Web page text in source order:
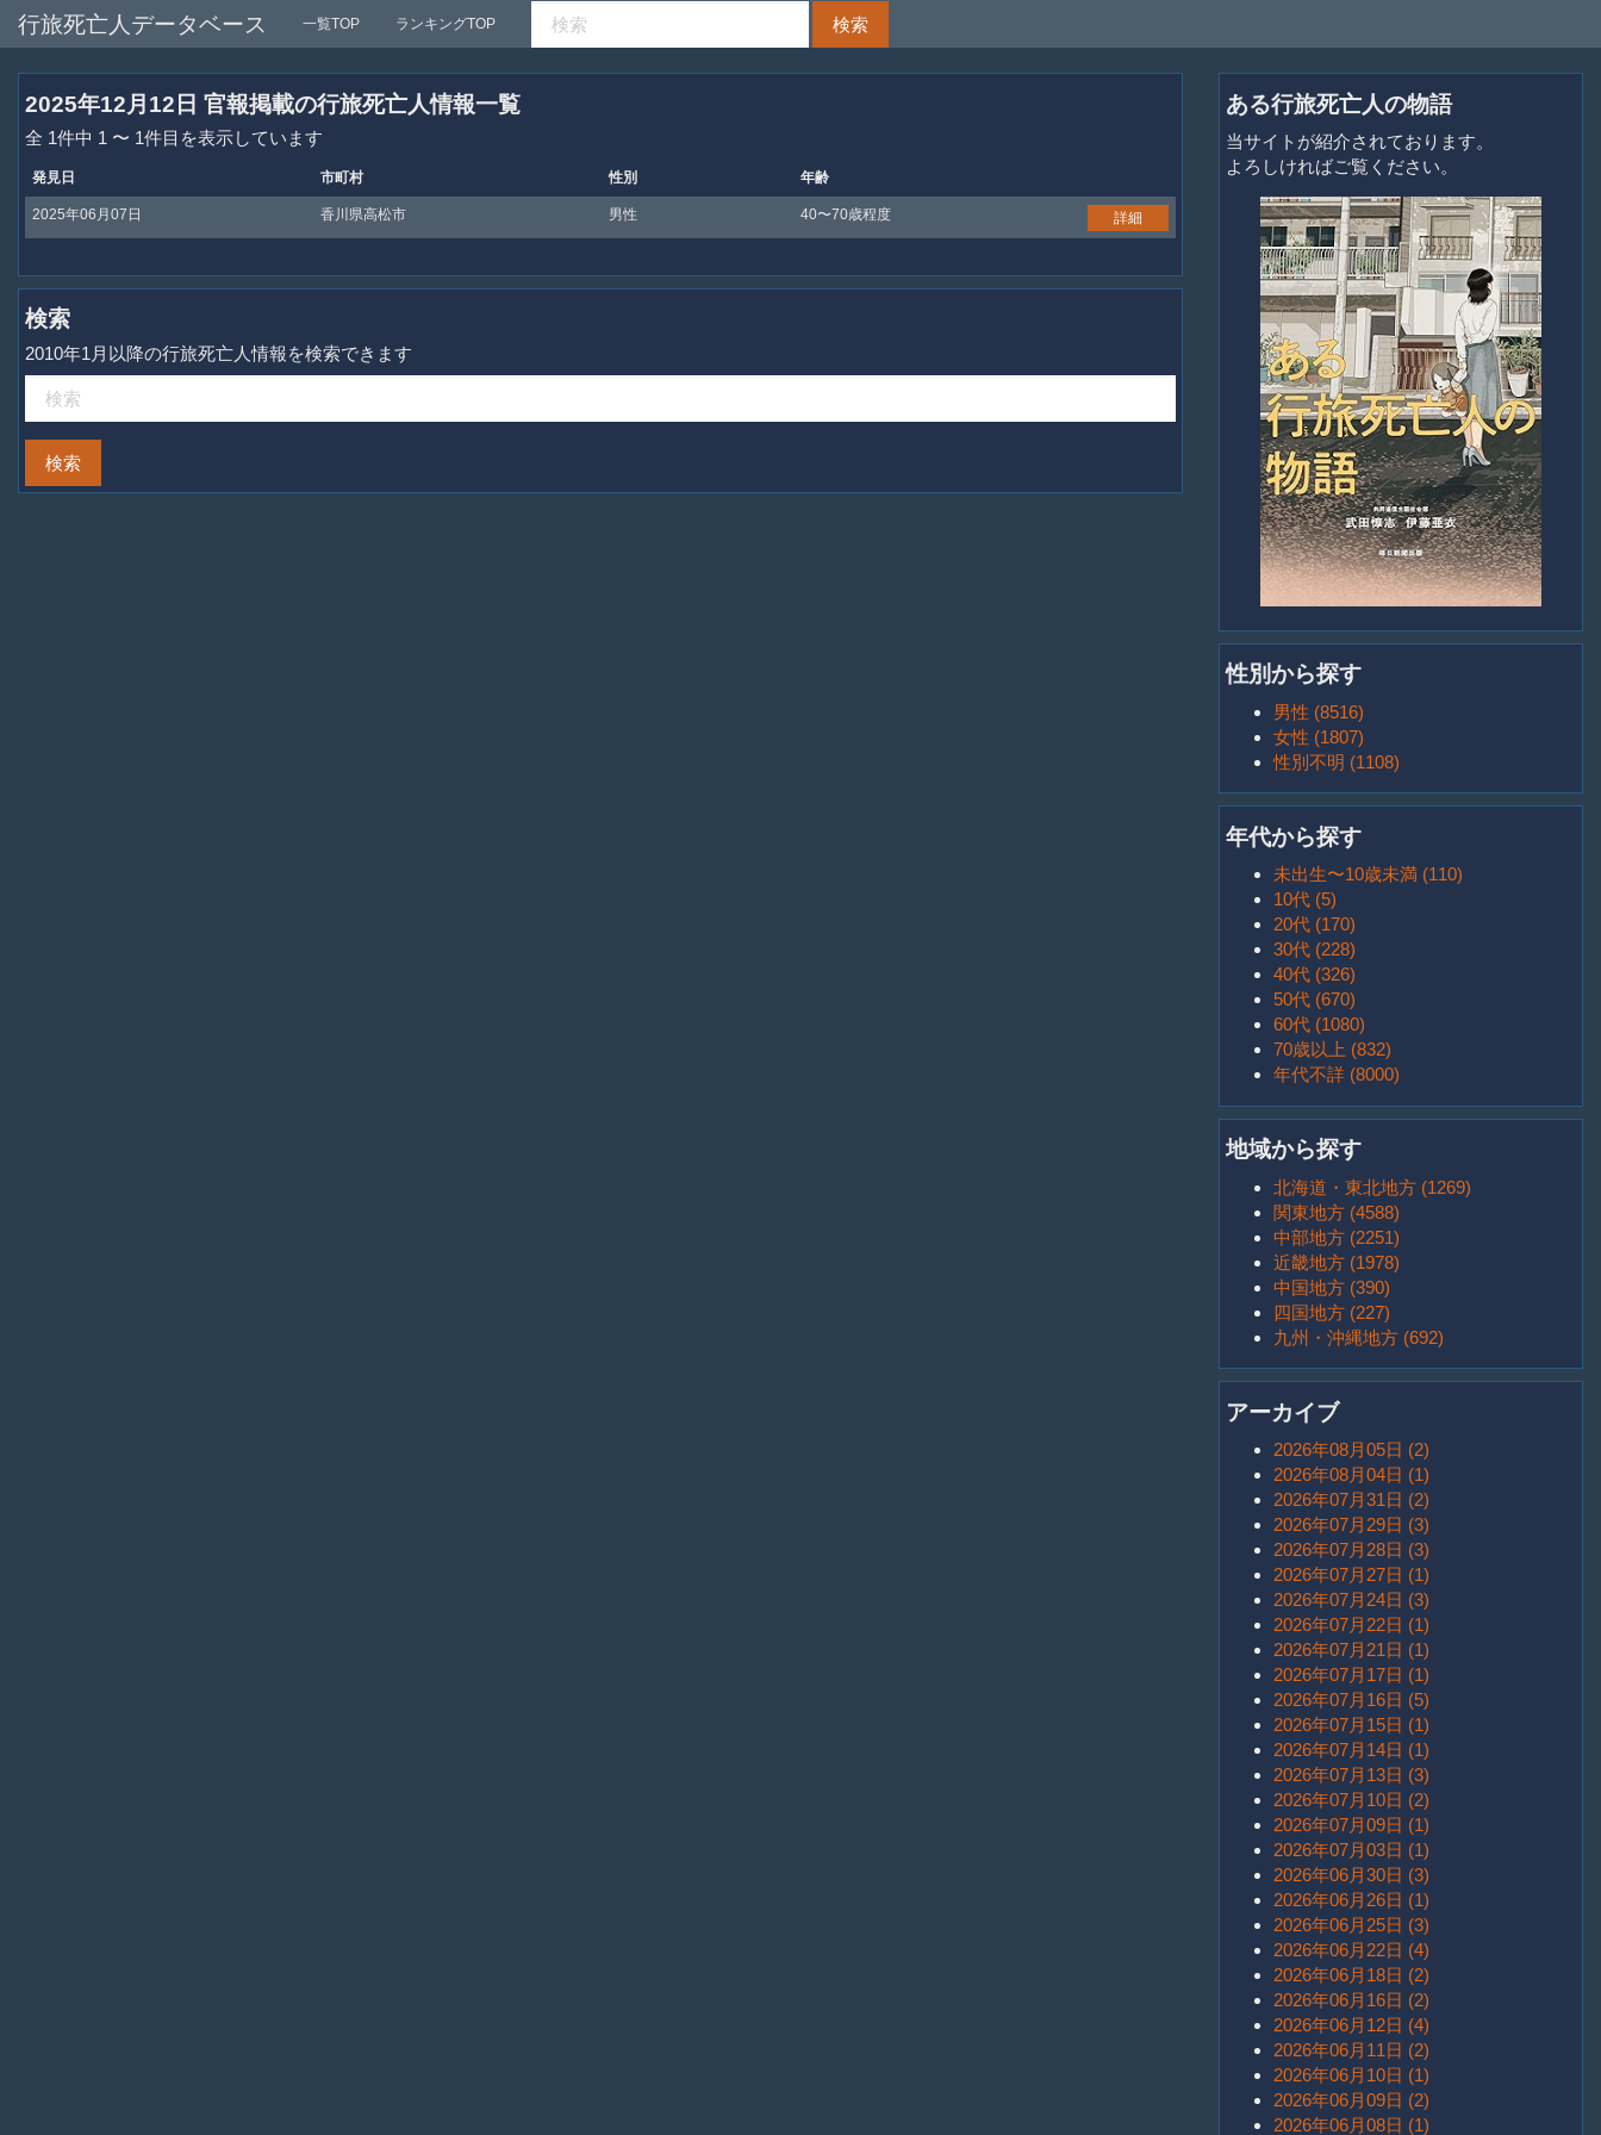
行旅死亡人データベース 一覧TOP ランキングTOP
2025年12月12日 官報掲載の行旅死亡人情報一覧
全 1件中 1 〜 1件目を表示しています
発見日 市町村 性別 年齢
2025年06月07日 香川県高松市 男性 40〜70歳程度 詳細
検索
2010年1月以降の行旅死亡人情報を検索できます
ある行旅死亡人の物語
当サイトが紹介されております。
よろしければご覧ください。
性別から探す
男性 (8516)
女性 (1807)
性別不明 (1108)
年代から探す
未出生〜10歳未満 (110)
10代 (5)
20代 (170)
30代 (228)
40代 (326)
50代 (670)
60代 (1080)
70歳以上 (832)
年代不詳 (8000)
地域から探す
北海道・東北地方 (1269)
関東地方 (4588)
中部地方 (2251)
近畿地方 (1978)
中国地方 (390)
四国地方 (227)
九州・沖縄地方 (692)
アーカイブ
2026年08月05日 (2)
2026年08月04日 (1)
2026年07月31日 (2)
2026年07月29日 (3)
2026年07月28日 (3)
2026年07月27日 (1)
2026年07月24日 (3)
2026年07月22日 (1)
2026年07月21日 (1)
2026年07月17日 (1)
2026年07月16日 (5)
2026年07月15日 (1)
2026年07月14日 (1)
2026年07月13日 (3)
2026年07月10日 (2)
2026年07月09日 (1)
2026年07月03日 (1)
2026年06月30日 (3)
2026年06月26日 (1)
2026年06月25日 (3)
2026年06月22日 (4)
2026年06月18日 (2)
2026年06月16日 (2)
2026年06月12日 (4)
2026年06月11日 (2)
2026年06月10日 (1)
2026年06月09日 (2)
2026年06月08日 (1)